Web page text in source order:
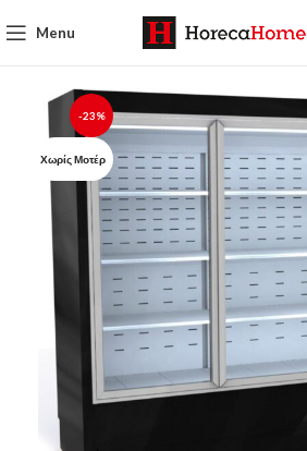
Menu
-23%
Χωρίς Μοτέρ